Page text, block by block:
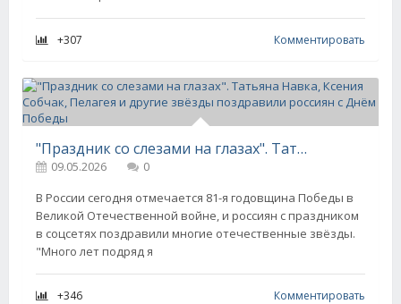
+307 Комментировать
"Праздник со слезами на глазах". Татьяна Навка, Ксения Собчак, Пелагея и другие звёзды поздравили россиян с Днём Победы
09.05.2026
0
В России сегодня отмечается 81-я годовщина Победы в
Великой Отечественной войне, и россиян с праздником
в соцсетях поздравили многие отечественные звёзды.
"Много лет подряд я
+346 Комментировать